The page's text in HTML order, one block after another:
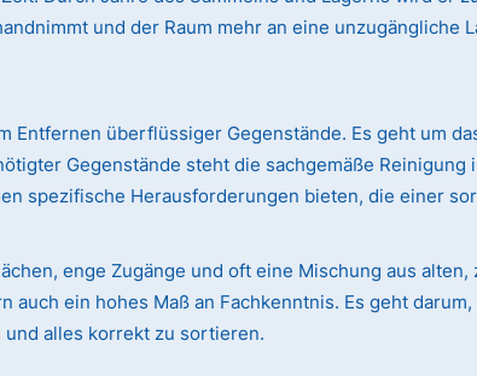
und der Raum mehr an eine
Entfernen überflüssiger Gegenstände. Es geht um
Gegenstände steht die sachgemäße Reinigung
spezifische Herausforderungen bieten, die einer
enge Zugänge und oft eine Mischung aus
ein hohes Maß an Fachkenntnis. Es geht
alles korrekt zu sortieren.